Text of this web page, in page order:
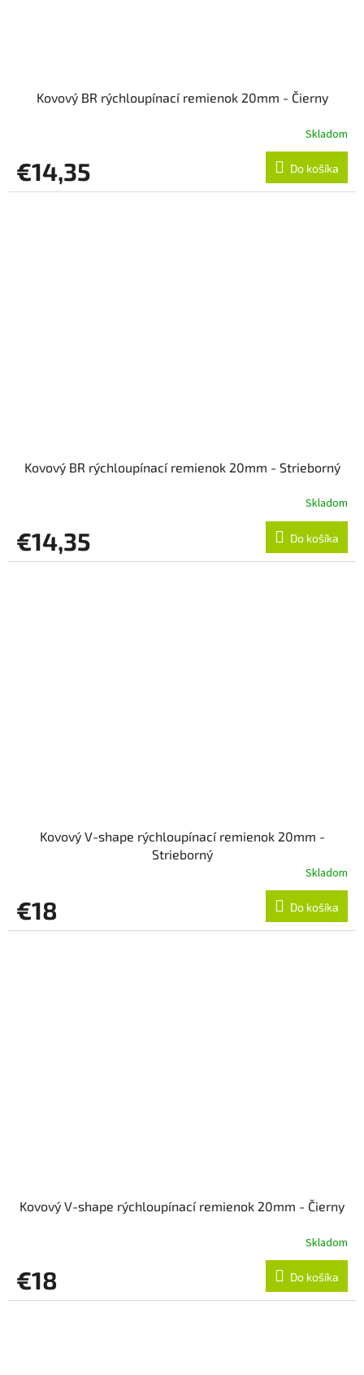
Kovový BR rýchloupínací remienok 20mm - Čierny
Skladom
€14,35 Do košíka
Kovový BR rýchloupínací remienok 20mm - Strieborný
Skladom
€14,35 Do košíka
Kovový V-shape rýchloupínací remienok 20mm -
Strieborný
Skladom
€18 Do košíka
Kovový V-shape rýchloupínací remienok 20mm - Čierny
Skladom
€18 Do košíka